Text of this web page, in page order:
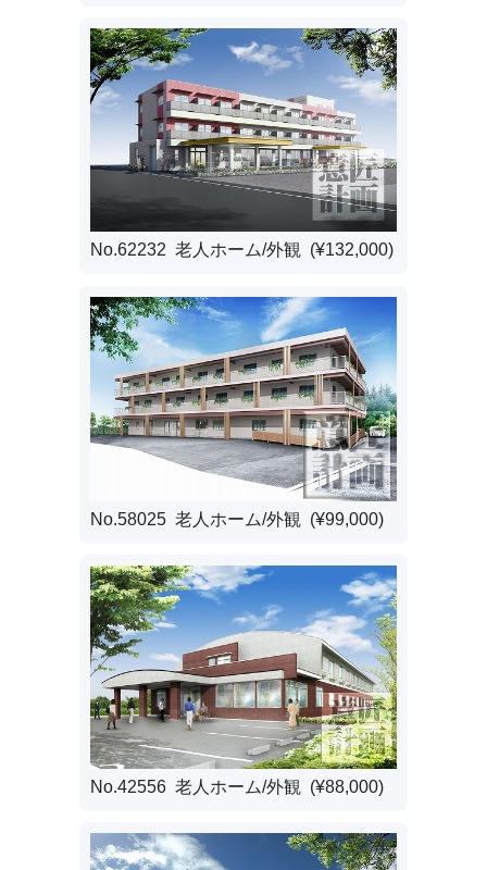
No.62232 老人ホーム/外観 (¥132,000)
No.58025 老人ホーム/外観 (¥99,000)
No.42556 老人ホーム/外観 (¥88,000)